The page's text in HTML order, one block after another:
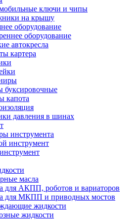
ключи и чипы
на крышу
оборудование
оборудование
автокресла
картера
буксировочные
капота
давления в шинах
инструмента
инструмент
масла
для АКПП, роботов и вариаторов
для МКПП и приводных мостов
жидкости
жидкости